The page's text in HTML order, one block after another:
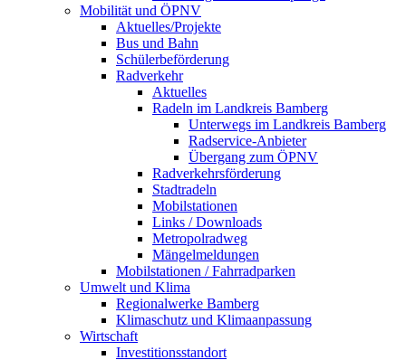
Mobilität und ÖPNV
Aktuelles/Projekte
Bus und Bahn
Schülerbeförderung
Radverkehr
Aktuelles
Radeln im Landkreis Bamberg
Unterwegs im Landkreis Bamberg
Radservice-Anbieter
Übergang zum ÖPNV
Radverkehrsförderung
Stadtradeln
Mobilstationen
Links / Downloads
Metropolradweg
Mängelmeldungen
Mobilstationen / Fahrradparken
Umwelt und Klima
Regionalwerke Bamberg
Klimaschutz und Klimaanpassung
Wirtschaft
Investitionsstandort